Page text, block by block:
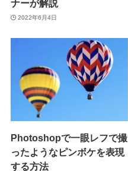
ナーが解説
2022年6月4日
Photoshopで一眼レフで撮
ったようなピンボケを表現
する方法